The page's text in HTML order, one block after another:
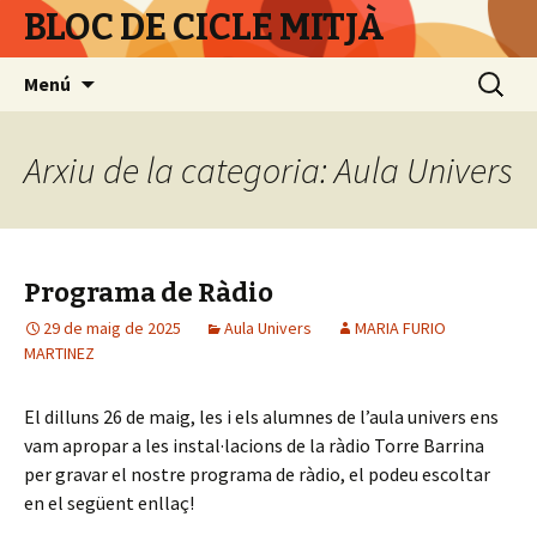
BLOC DE CICLE MITJÀ
Menú Cerca:
Arxiu de la categoria: Aula Univers
Programa de Ràdio
29 de maig de 2025 Aula Univers
MARIA FURIO
MARTINEZ
El dilluns 26 de maig, les i els alumnes de l’aula univers ens
vam apropar a les instal·lacions de la ràdio Torre Barrina
per gravar el nostre programa de ràdio, el podeu escoltar
en el següent enllaç!